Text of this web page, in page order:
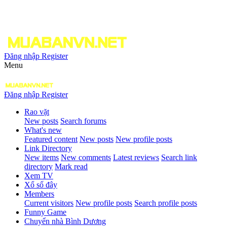
Đăng nhập Register
Menu
Đăng nhập Register
Rao vặt
New posts Search forums
What's new
Featured content New posts New profile posts
Link Directory
New items New comments Latest reviews Search link
directory Mark read
Xem TV
Xổ số đây
Members
Current visitors New profile posts Search profile posts
Funny Game
Chuyển nhà Bình Dương